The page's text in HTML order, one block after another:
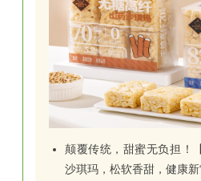
颠覆传统，甜蜜无负担！
沙琪玛，松软香甜， 健康新